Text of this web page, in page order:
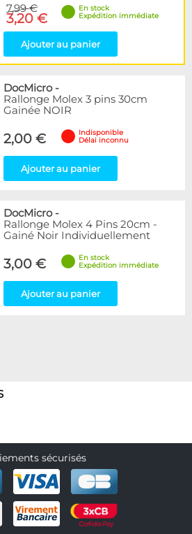
3
45
2
1
7,99 €
3,20 €
En stock
Expédition immédiate
Ajouter au panier
DocMicro-
Rallonge Molex 3 pins 30cm
Gainée NOIR
2,00 €
Indisponible
Délai inconnu
Ajouter au panier
DocMicro-
Rallonge Molex 4 Pins 20cm -
Gainé Noir Individuellement
3,00 €
En stock
Expédition immédiate
Ajouter au panier
sécurisés